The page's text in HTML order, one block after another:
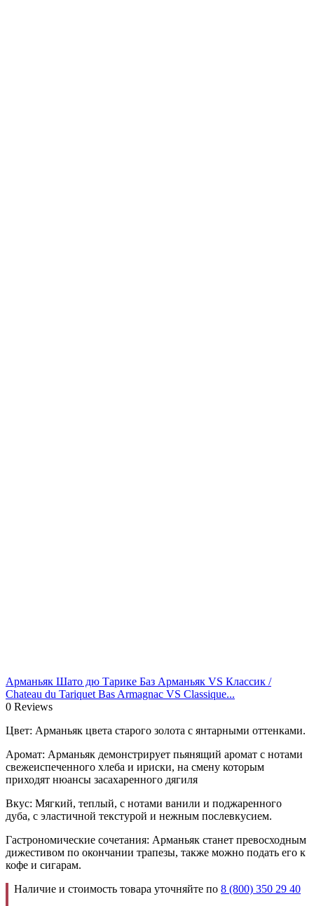
Арманьяк Шато дю Тарике Баз Арманьяк VS Классик /
Chateau du Tariquet Bas Armagnac VS Classique...
0 Reviews
Цвет: Арманьяк цвета старого золота с янтарными оттенками.
Аромат: Арманьяк демонстрирует пьянящий аромат с нотами
свежеиспеченного хлеба и ириски, на смену которым
приходят нюансы засахаренного дягиля
Вкус: Мягкий, теплый, с нотами ванили и поджаренного
дуба, с эластичной текстурой и нежным послевкусием.
Гастрономические сочетания: Арманьяк станет превосходным
дижестивом по окончании трапезы, также можно подать его к
кофе и сигарам.
Наличие и стоимость товара уточняйте по 8 (800) 350 29 40